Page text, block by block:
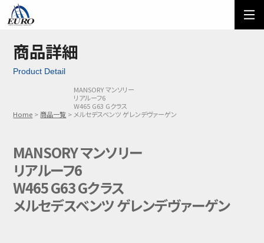
ご利用方法
メール問い合わせ
商品詳細
Product Detail
Home 商品一覧
MANSORY マンソリー
リアルーフ6
W465 G63 Gクラス
メルセデスベンツ ゲレンデヴァーゲン
MANSORY マンソリー
リアルーフ6
W465 G63 Gクラス
メルセデスベンツ ゲレンデヴァーゲン